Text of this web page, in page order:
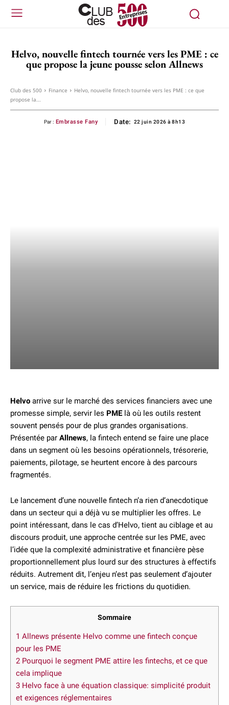
Helvo, nouvelle fintech tournée vers les PME : ce
que propose la jeune pousse selon Allnews
Club des 500 Finance
Helvo, nouvelle fintech tournée vers les PME : ce que
propose la...
Par : Embrasse Fany Date: 22 juin 2026 à 8h13
Helvo arrive sur le marché des services financiers avec une
promesse simple, servir les PMElà où les outils restent
souvent pensés pour de plus grandes organisations.
Présentée par Allnews, la fintech entend se faire une place
dans un segment où les besoins opérationnels, trésorerie,
paiements, pilotage, se heurtent encore à des parcours
fragmentés.
Le lancement d’une nouvelle fintech n’a rien d’anecdotique
dans un secteur qui a déjà vu se multiplier les offres. Le
point intéressant, dans le cas d’Helvo, tient au ciblage et au
discours produit, une approche centrée sur les PME, avec
l’idée que la complexité administrative et financière pèse
proportionnellement plus lourd sur des structures à effectifs
réduits. Autrement dit, l’enjeu n’est pas seulement d’ajouter
un service, mais de réduire les frictions du quotidien.
Sommaire
1 Allnews présente Helvo comme une fintech conçue
pour les PME
2 Pourquoi le segment PME attire les fintechs, et ce que
cela implique
3 Helvo face à une équation classique: simplicité produit
et exigences réglementaires